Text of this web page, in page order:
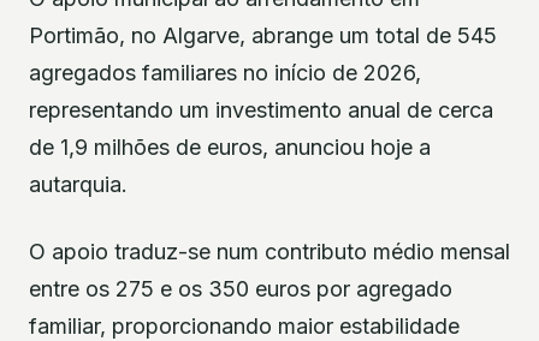
Portimão, no Algarve, abrange um total de 545
agregados familiares no início de 2026,
representando um investimento anual de cerca
de 1,9 milhões de euros, anunciou hoje a
autarquia.
O apoio traduz-se num contributo médio mensal
entre os 275 e os 350 euros por agregado
familiar, proporcionando maior estabilidade